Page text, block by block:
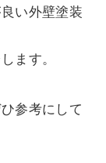
い外壁塗装
ます。
参考にして